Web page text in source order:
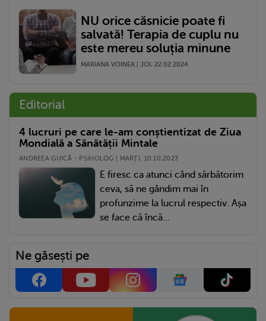
NU orice căsnicie poate fi
salvată! Terapia de cuplu nu
este mereu soluția minune
MARIANA VOINEA | JOI, 22.02.2024
Editorial
4 lucruri pe care le-am conștientizat de Ziua
Mondială a Sănătății Mintale
ANDREEA GUICĂ - PSIHOLOG | MARŢI, 10.10.2023
E firesc ca atunci când sărbătorim
ceva, să ne gândim mai în
profunzime la lucrul respectiv. Așa
se face că încă...
Ne găsești pe